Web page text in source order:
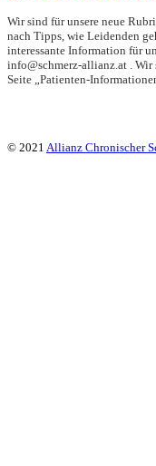
Wir sind für unsere neue
nach Tipps, wie Leidenden
interessante Information für
info@schmerz-allianz.at .
Seite „Patienten-
© 2021 Allianz Chronischer